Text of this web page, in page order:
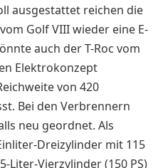
ausgestattet reichen die
Golf VIII wieder eine E-
auch der T-Roc vom
Elektrokonzept
von 420
Bei den Verbrennern
neu geordnet. Als
Dreizylinder mit 115
Liter-Vierzylinder (150 PS)